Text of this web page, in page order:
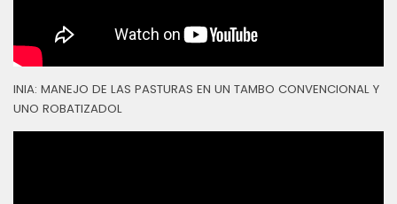
INIA: MANEJO DE LAS PASTURAS EN UN TAMBO CONVENCIONAL Y
UNO ROBATIZADOL